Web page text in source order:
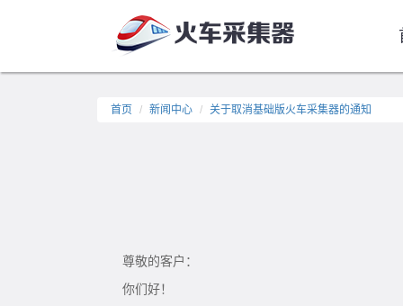
首页 新闻中心 关于取消基础版火车采集器的通知
尊敬的客户：
你们好！